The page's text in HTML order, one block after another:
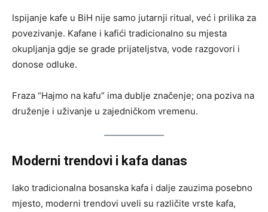
Ispijanje kafe u BiH nije samo jutarnji ritual, već i prilika za
povezivanje. Kafane i kafići tradicionalno su mjesta
okupljanja gdje se grade prijateljstva, vode razgovori i
donose odluke.
Fraza “Hajmo na kafu” ima dublje značenje; ona poziva na
druženje i uživanje u zajedničkom vremenu.
Moderni trendovi i kafa danas
Iako tradicionalna bosanska kafa i dalje zauzima posebno
mjesto, moderni trendovi uveli su različite vrste kafa,